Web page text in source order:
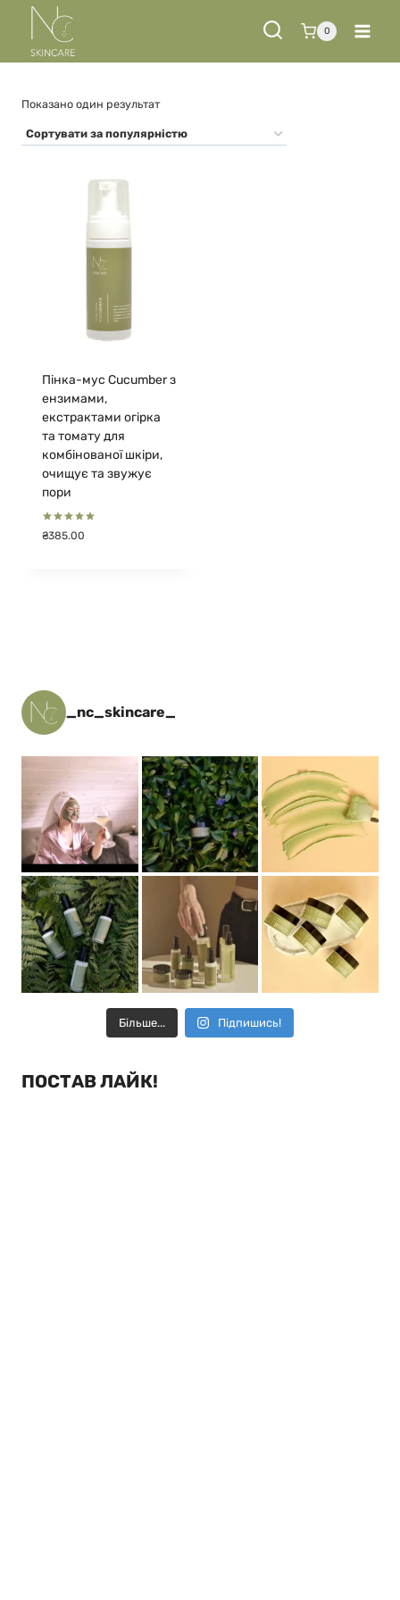
Перейти
вмісту
0
Показано один результат
Пінка-мус Cucumber з
ензимами,
екстрактами огірка
та томату для
комбінованої шкіри,
очищує та звужує
пори
Оцінено в
5.00
₴385.00
_nc_skincare_
Більше... Підпишись!
ПОСТАВ ЛАЙК!